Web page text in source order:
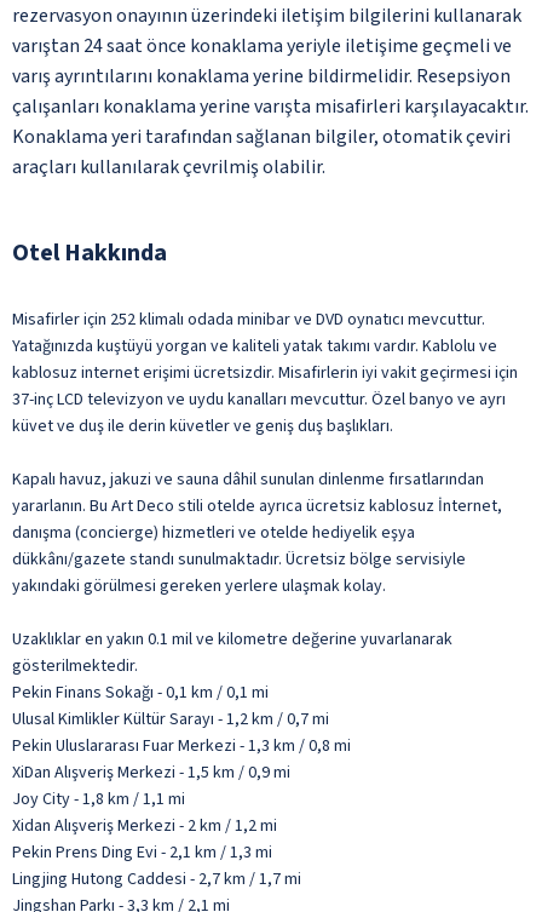
rezervasyon onayının üzerindeki iletişim bilgilerini kullanarak
varıştan 24 saat önce konaklama yeriyle iletişime geçmeli ve
varış ayrıntılarını konaklama yerine bildirmelidir. Resepsiyon
çalışanları konaklama yerine varışta misafirleri karşılayacaktır.
Konaklama yeri tarafından sağlanan bilgiler, otomatik çeviri
araçları kullanılarak çevrilmiş olabilir.
Otel Hakkında
Misafirler için 252 klimalı odada minibar ve DVD oynatıcı mevcuttur.
Yatağınızda kuştüyü yorgan ve kaliteli yatak takımı vardır. Kablolu ve
kablosuz internet erişimi ücretsizdir. Misafirlerin iyi vakit geçirmesi için
37-inç LCD televizyon ve uydu kanalları mevcuttur. Özel banyo ve ayrı
küvet ve duş ile derin küvetler ve geniş duş başlıkları.
Kapalı havuz, jakuzi ve sauna dâhil sunulan dinlenme fırsatlarından
yararlanın. Bu Art Deco stili otelde ayrıca ücretsiz kablosuz İnternet,
danışma (concierge) hizmetleri ve otelde hediyelik eşya
dükkânı/gazete standı sunulmaktadır. Ücretsiz bölge servisiyle
yakındaki görülmesi gereken yerlere ulaşmak kolay.
Uzaklıklar en yakın 0.1 mil ve kilometre değerine yuvarlanarak
gösterilmektedir.
Pekin Finans Sokağı - 0,1 km / 0,1 mi
Ulusal Kimlikler Kültür Sarayı - 1,2 km / 0,7 mi
Pekin Uluslararası Fuar Merkezi - 1,3 km / 0,8 mi
XiDan Alışveriş Merkezi - 1,5 km / 0,9 mi
Joy City - 1,8 km / 1,1 mi
Xidan Alışveriş Merkezi - 2 km / 1,2 mi
Pekin Prens Ding Evi - 2,1 km / 1,3 mi
Lingjing Hutong Caddesi - 2,7 km / 1,7 mi
Jingshan Parkı - 3,3 km / 2,1 mi